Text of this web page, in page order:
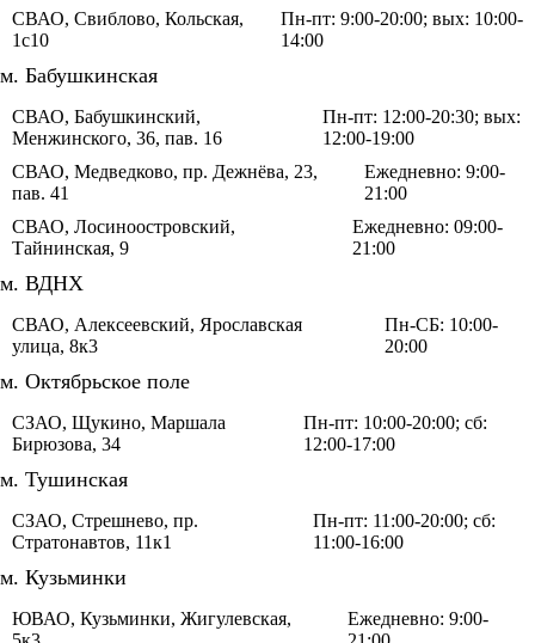
СВАО, Свиблово, Кольская,
1с10
Пн-пт: 9:00-20:00; вых: 10:00-
14:00
м. Бабушкинская
СВАО, Бабушкинский,
Менжинского, 36, пав. 16
Пн-пт: 12:00-20:30; вых:
12:00-19:00
СВАО, Медведково, пр. Дежнёва, 23,
пав. 41
Ежедневно: 9:00-
21:00
СВАО, Лосиноостровский,
Тайнинская, 9
Ежедневно: 09:00-
21:00
м. ВДНХ
СВАО, Алексеевский, Ярославская
улица, 8к3
Пн-СБ: 10:00-
20:00
м. Октябрьское поле
СЗАО, Щукино, Маршала
Бирюзова, 34
Пн-пт: 10:00-20:00; сб:
12:00-17:00
м. Тушинская
СЗАО, Стрешнево, пр.
Стратонавтов, 11к1
Пн-пт: 11:00-20:00; сб:
11:00-16:00
м. Кузьминки
ЮВАО, Кузьминки, Жигулевская,
Ежедневно: 9:00-